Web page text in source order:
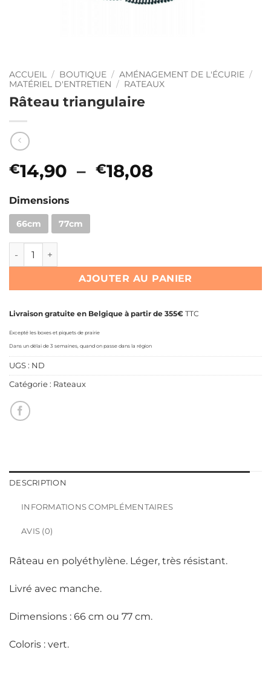
ACCUEIL / BOUTIQUE / AMÉNAGEMENT DE L'ÉCURIE /
MATÉRIEL D'ENTRETIEN / RATEAUX
Râteau triangulaire
€14,90 – €18,08
Dimensions
66cm 77cm
quantité de Râteau triangulaire
AJOUTER AU PANIER
Livraison gratuite en Belgique à partir de 355€ TTC
Excepté les boxes et piquets de prairie
Dans un délai de 3 semaines, quand on passe dans la région
UGS : ND
Catégorie : Rateaux
DESCRIPTION
INFORMATIONS COMPLÉMENTAIRES
AVIS (0)
Râteau en polyéthylène. Léger, très résistant.
Livré avec manche.
Dimensions : 66 cm ou 77 cm.
Coloris : vert.